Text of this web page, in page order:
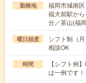
勤務地
福岡市城南区
福大前駅か
分／茶山(福
曜日頻度
シフト制（
相談OK
時間
【シフト例
は一例です